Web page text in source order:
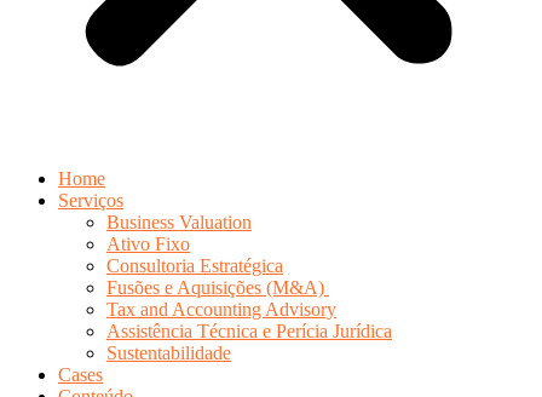
Home
Serviços
Business Valuation
Ativo Fixo
Consultoria Estratégica
Fusões e Aquisições (M&A)
Tax and Accounting Advisory
Assistência Técnica e Perícia Jurídica
Sustentabilidade
Cases